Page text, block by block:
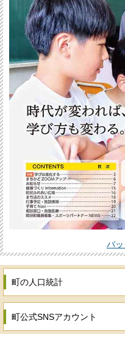
バ
町の人口統計
町公式SNSアカウント